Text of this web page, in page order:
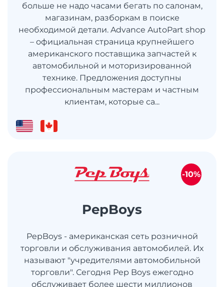
больше не надо часами бегать по салонам,
магазинам, разборкам в поиске
необходимой детали. Advance AutoPart shop
– официальная страница крупнейшего
американского поставщика запчастей к
автомобильной и моторизированной
технике. Предложения доступны
профессиональным мастерам и частным
клиентам, которые са...
PepBoys
PepBoys - американская сеть розничной
торговли и обслуживания автомобилей. Их
называют "учредителями автомобильной
торговли". Сегодня Pep Boys ежегодно
обслуживает более шести миллионов
-10%